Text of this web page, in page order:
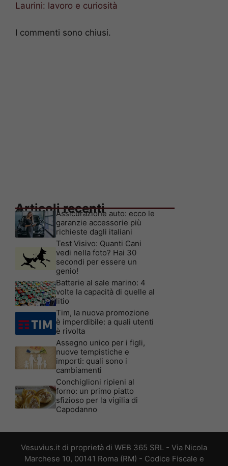
Laurini: lavoro e curiosità
I commenti sono chiusi.
Articoli recenti
Assicurazione auto: ecco le
garanzie accessorie più
richieste dagli italiani
Test Visivo: Quanti Cani
vedi nella foto? Hai 30
secondi per essere un
genio!
Batterie al sale marino: 4
volte la capacità di quelle al
litio
Tim, la nuova promozione
è imperdibile: a quali utenti
è rivolta
Assegno unico per i figli,
nuove tempistiche e
importi: quali sono i
cambiamenti
Conchiglioni ripieni al
forno: un primo piatto
sfizioso per la vigilia di
Capodanno
Vesuvius.it di proprietà di WEB 365 SRL - Via Nicola
Marchese 10, 00141 Roma (RM) - Codice Fiscale e